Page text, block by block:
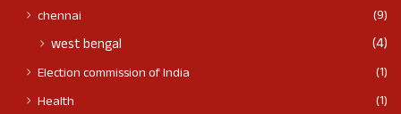
chennai
(9)
west bengal (4)
Election commission of India
(1)
Health
(1)